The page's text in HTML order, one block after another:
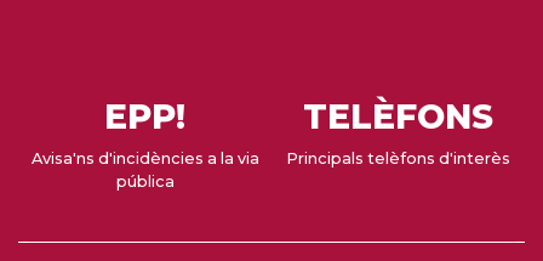
EPP!
Avisa'ns d'incidències a la via
pública
TELÈFONS
Principals telèfons d'interès